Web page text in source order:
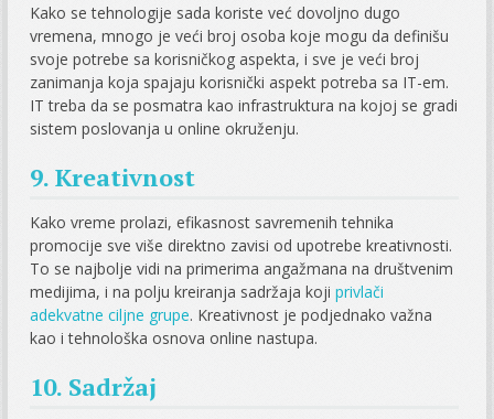
Kako se tehnologije sada koriste već dovoljno dugo
vremena, mnogo je veći broj osoba koje mogu da definišu
svoje potrebe sa korisničkog aspekta, i sve je veći broj
zanimanja koja spajaju korisnički aspekt potreba sa IT-em.
IT treba da se posmatra kao infrastruktura na kojoj se gradi
sistem poslovanja u online okruženju.
9. Kreativnost
Kako vreme prolazi, efikasnost savremenih tehnika
promocije sve više direktno zavisi od upotrebe kreativnosti.
To se najbolje vidi na primerima angažmana na društvenim
medijima, i na polju kreiranja sadržaja kojiprivlači
adekvatne ciljne grupe. Kreativnost je podjednako važna
kao i tehnološka osnova online nastupa.
10. Sadržaj